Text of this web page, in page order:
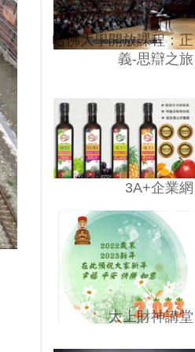
哈佛大學開放課程：正
義-思辯之旅
3A+企業網
太上財神講堂